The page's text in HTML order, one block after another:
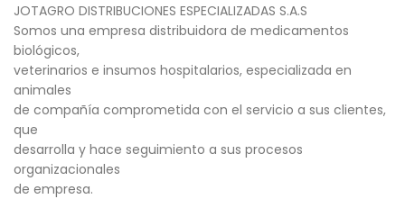
JOTAGRO DISTRIBUCIONES ESPECIALIZADAS S.A.S
Somos una empresa distribuidora de medicamentos
biológicos,
veterinarios e insumos hospitalarios, especializada en
animales
de compañía comprometida con el servicio a sus clientes,
que
desarrolla y hace seguimiento a sus procesos
organizacionales
de empresa.